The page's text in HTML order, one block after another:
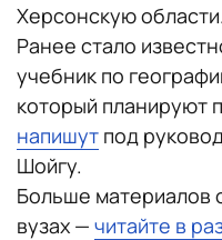
Херсонскую области.
Ранее стало
учебник по
который планируют
напишут под
Шойгу.
Больше материалов
вузах — читайте в